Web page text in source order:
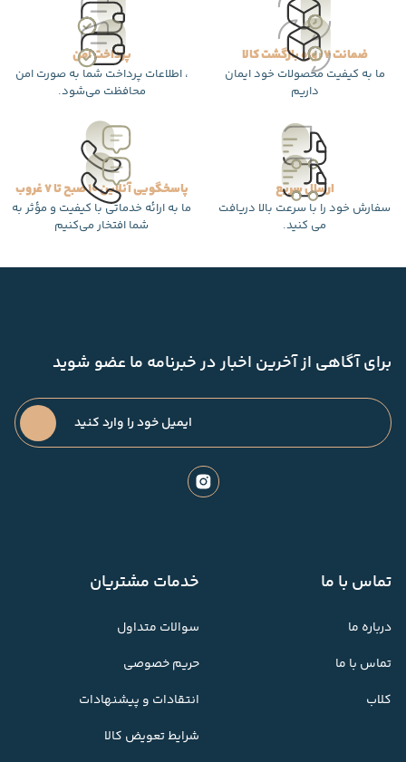
ضمانت 7 روزه بازگشت کالا
ما به کیفیت محصولات خود ایمان
داریم
پرداخت امن
، اطلاعات پرداخت شما به صورت امن
محافظت می‌شود.
ارسال سریع
سفارش خود را با سرعت بالا دریافت
می کنید.
پاسخگویی آنلاین 10 صبح تا 7 غروب
ما به ارائه خدماتی با کیفیت و مؤثر به
شما افتخار می‌کنیم
برای آگاهی از آخرین اخبار در خبرنامه ما عضو شوید
تماس با ما
درباره ما
تماس با ما
کلاب
خدمات مشتریان
سوالات متداول
حریم خصوصی
انتقادات و پیشنهادات
شرایط تعویض کالا